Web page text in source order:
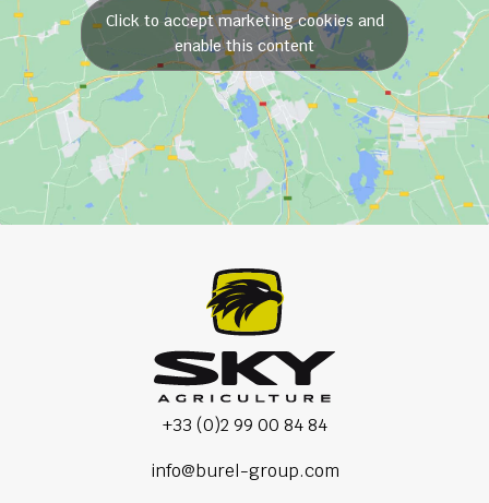
Click to accept marketing cookies and
enable this content
+33 (0)2 99 00 84 84
info@burel-group.com